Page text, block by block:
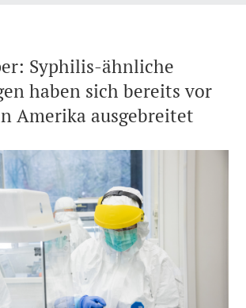
Syphilis-ähnliche
haben sich bereits vor
Amerika ausgebreitet